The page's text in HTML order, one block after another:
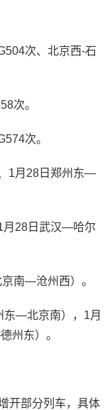
次、北京西-石
次。
次。
1月28日郑州东—
28日武汉—哈尔
南—沧州西）。
—北京南），1月
州东）。
开部分列车，具体